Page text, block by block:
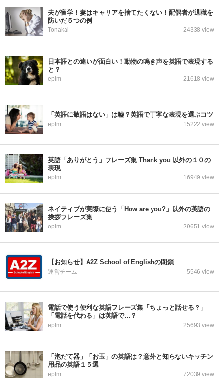
夫が留学！妻はキャリアを捨てたくない！配偶者が退職を
防いだ５つの例
Tonakai 24338 view
日本語との違いが面白い！動物の鳴き声を英語で表現する
と？
eplm 21618 view
「英語に敬語はない」は嘘？英語で丁寧な表現を選ぶコツ
eplm 15222 view
英語「ありがとう」フレーズ集 Thank you 以外の１０の
表現
eplm 16949 view
ネイティブが実際に使う「How are you?」以外の英語の
挨拶フレーズ集
eplm 29651 view
【お知らせ】A2Z School of Englishの閉鎖
運営チーム 5546 view
電話で使う便利な英語フレーズ集「ちょっと話せる？」
「電話を代わる」は英語で…？
eplm 25693 view
「泡だて器」「お玉」の英語は？意外と知らないキッチン
用品の英語１５選
eplm 72039 view